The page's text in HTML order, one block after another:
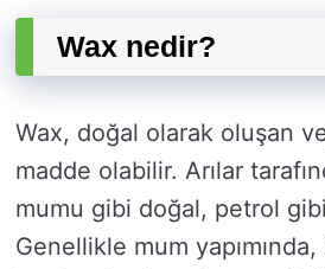
Wax nedir?
Wax, doğal olarak oluşan
madde olabilir. Arılar
mumu gibi doğal, petrol
Genellikle mum